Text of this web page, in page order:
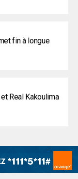
fin à longue
Real Kakoulima